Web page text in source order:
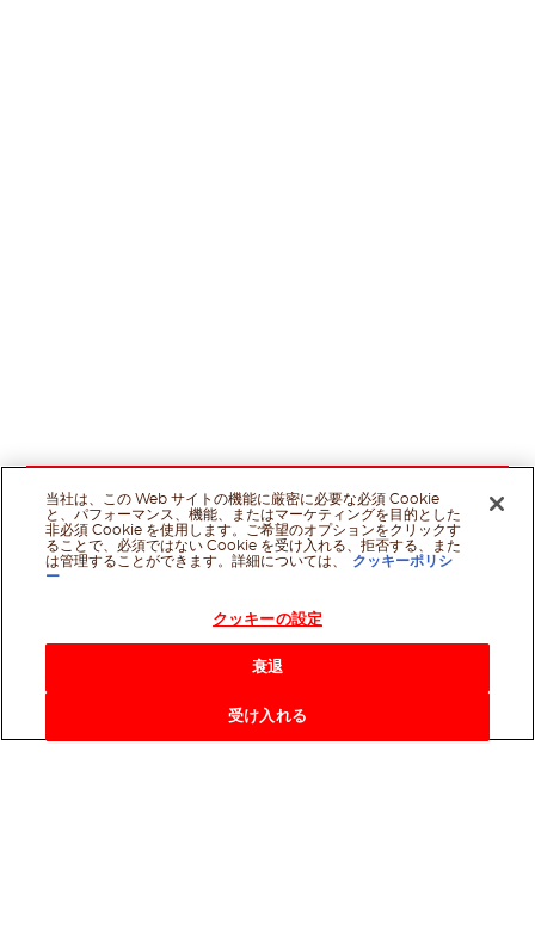
当社は、この Web サイトの機能に厳密に必要な必須 Cookie
と、パフォーマンス、機能、またはマーケティングを目的とした
非必須 Cookie を使用します。ご希望のオプションをクリックす
ることで、必須ではない Cookie を受け入れる、拒否する、また
は管理することができます。詳細については、
クッキーポリシ
ー
クッキーの設定
衰退
受け入れる